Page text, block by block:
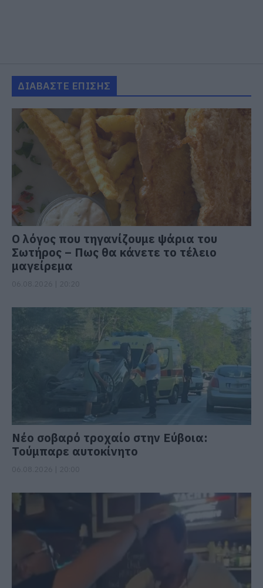
ΔΙΑΒΑΣΤΕ ΕΠΙΣΗΣ
Ο λόγος που τηγανίζουμε ψάρια του
Σωτήρος – Πως θα κάνετε το τέλειο
μαγείρεμα
Νέο σοβαρό τροχαίο στην Εύβοια:
Τούμπαρε αυτοκίνητο